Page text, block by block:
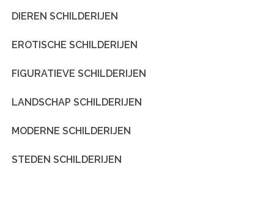
DIEREN SCHILDERIJEN
EROTISCHE SCHILDERIJEN
FIGURATIEVE SCHILDERIJEN
LANDSCHAP SCHILDERIJEN
MODERNE SCHILDERIJEN
STEDEN SCHILDERIJEN